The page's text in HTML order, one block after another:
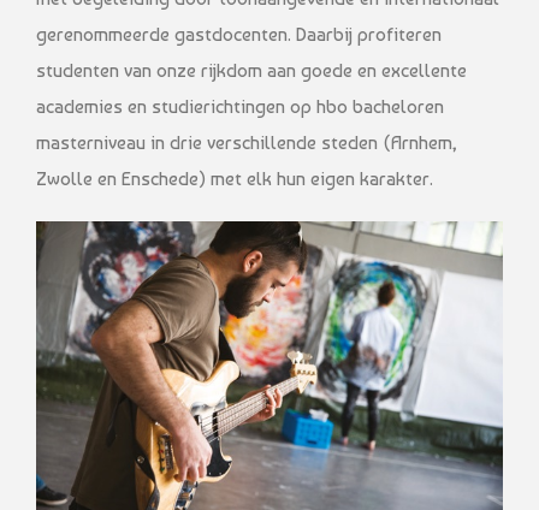
gerenommeerde gastdocenten. Daarbij profiteren
studenten van onze rijkdom aan goede en excellente
academies en studierichtingen op hbo bacheloren
masterniveau in drie verschillende steden (Arnhem,
Zwolle en Enschede) met elk hun eigen karakter.